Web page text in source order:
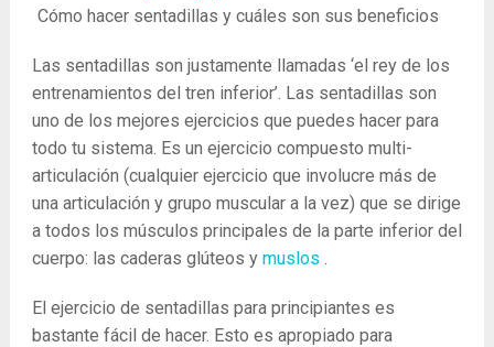
Cómo hacer sentadillas y cuáles son sus beneficios
Las sentadillas son justamente llamadas ‘el rey de los
entrenamientos del tren inferior’. Las sentadillas son
uno de los mejores ejercicios que puedes hacer para
todo tu sistema. Es un ejercicio compuesto multi-
articulación (cualquier ejercicio que involucre más de
una articulación y grupo muscular a la vez) que se dirige
a todos los músculos principales de la parte inferior del
cuerpo: las caderas glúteos y muslos .
El ejercicio de sentadillas para principiantes es
bastante fácil de hacer. Esto es apropiado para